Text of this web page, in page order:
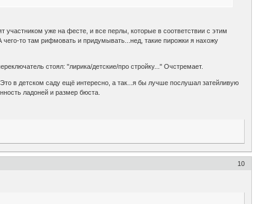
уже на фесте, и все перлы, которые в соответствии с этим
то там рифмовать и придумывать...нед, такие пирожки я нахожу
стоял: "лирика/детские/про стройку..." Очстремает.
в детском саду ещё интересно, а так...я бы лучше послушал затейливую
ладоней и размер бюста.
10